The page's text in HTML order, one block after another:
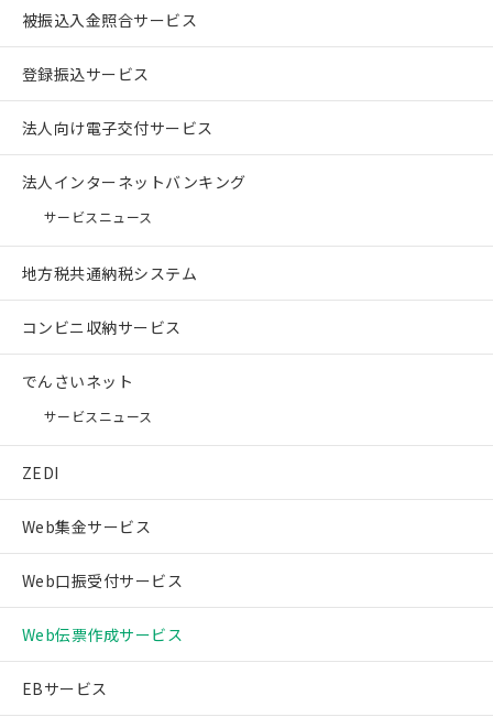
被振込入金照合サービス
登録振込サービス
法人向け電子交付サービス
法人インターネットバンキング
サービスニュース
地方税共通納税システム
コンビニ収納サービス
でんさいネット
サービスニュース
ZEDI
Web集金サービス
Web口振受付サービス
Web伝票作成サービス
EBサービス